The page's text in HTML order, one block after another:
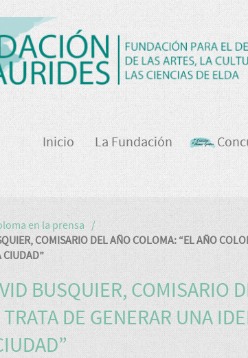
Inicio La Fundación
en la prensa
COMISARIO DEL AÑO COLOMA: “EL AÑO
CIUDAD”
BUSQUIER, COMISARIO
DE GENERAR UNA